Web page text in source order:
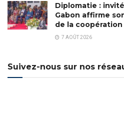
Diplomatie :
Gabon affirme
de la
7 AOÛT 2026
Suivez-nous sur nos